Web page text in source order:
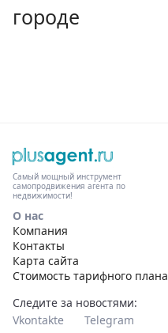
городе
Самый мощный инструмент
самопродвижения агента по
недвижимости!
О нас
Компания
Контакты
Карта сайта
Стоимость тарифного плана
Следите за новостями:
Vkontakte
Telegram